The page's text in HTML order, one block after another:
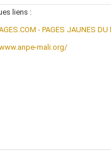
liens :
- PAGES JAUNES DU
mali.org/